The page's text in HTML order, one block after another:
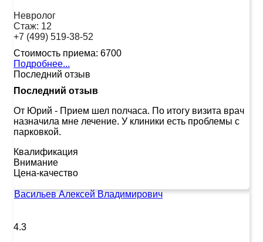
Невролог
Стаж: 12
+7 (499) 519-38-52
Стоимость приема: 6700
Подробнее...
Последний отзыв
Последний отзыв
От Юрий - Прием шел полчаса. По итогу визита врач
назначила мне лечение. У клиники есть проблемы с
парковкой.
Квалификация
Внимание
Цена-качество
Васильев Алексей Владимирович
4.3